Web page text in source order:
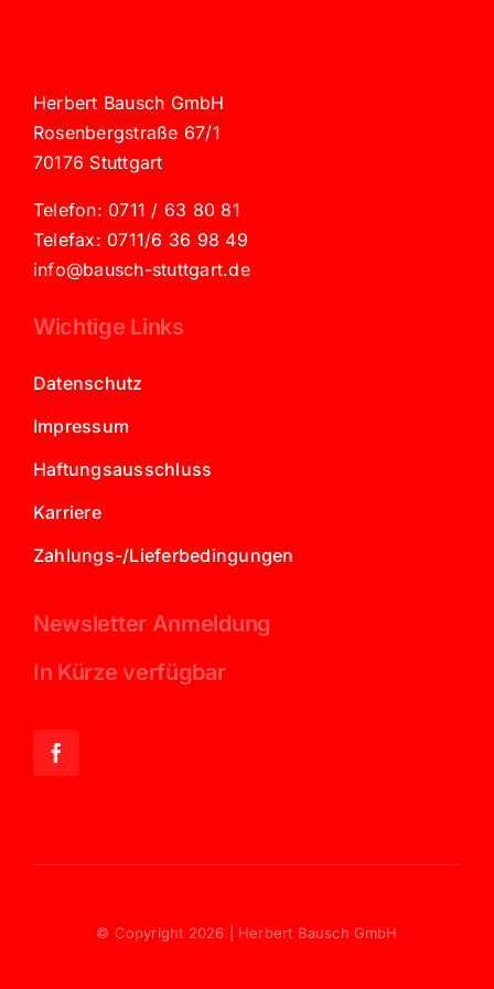
Herbert Bausch GmbH
Rosenbergstraße 67/1
70176 Stuttgart
Telefon: 0711 / 63 80 81
Telefax: 0711/6 36 98 49
info@bausch-stuttgart.de
Wichtige Links
Datenschutz
Impressum
Haftungsausschluss
Karriere
Zahlungs-/Lieferbedingungen
Newsletter Anmeldung
In Kürze verfügbar
© Copyright 2026 | Herbert Bausch GmbH